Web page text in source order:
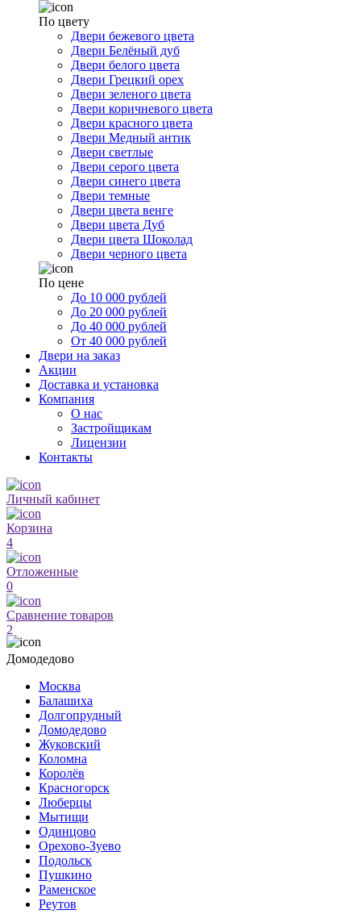
По цвету
Двери бежевого цвета
Двери Белёный дуб
Двери белого цвета
Двери Грецкий орех
Двери зеленого цвета
Двери коричневого цвета
Двери красного цвета
Двери Медный антик
Двери светлые
Двери серого цвета
Двери синего цвета
Двери темные
Двери цвета венге
Двери цвета Дуб
Двери цвета Шоколад
Двери черного цвета
По цене
До 10 000 рублей
До 20 000 рублей
До 40 000 рублей
От 40 000 рублей
Двери на заказ
Акции
Доставка и установка
Компания
О нас
Застройщикам
Лицензии
Контакты
Личный кабинет
Корзина
4
Отложенные
0
Сравнение товаров
2
Домодедово
Москва
Балашиха
Долгопрудный
Домодедово
Жуковский
Коломна
Королёв
Красногорск
Люберцы
Мытищи
Одинцово
Орехово-Зуево
Подольск
Пушкино
Раменское
Реутов